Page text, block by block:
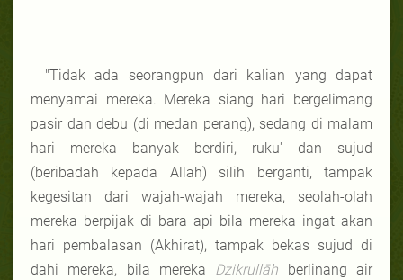
"Tidak ada seorangpun dari kalian yang dapat
menyamai mereka. Mereka siang hari bergelimang
pasir dan debu (di medan perang), sedang di malam
hari mereka banyak berdiri, ruku' dan sujud
(beribadah kepada Allah) silih berganti, tampak
kegesitan dari wajah-wajah mereka, seolah-olah
mereka berpijak di bara api bila mereka ingat akan
hari pembalasan (Akhirat), tampak bekas sujud di
dahi mereka, bila mereka Dzikrullāh berlinang air